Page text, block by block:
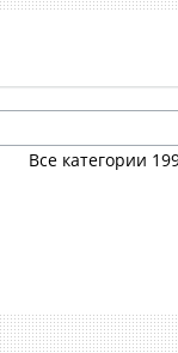
Все категории